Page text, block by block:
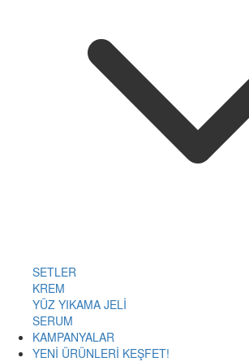
SETLER
KREM
YÜZ YIKAMA JELİ
SERUM
KAMPANYALAR
YENİ ÜRÜNLERİ KEŞFET!